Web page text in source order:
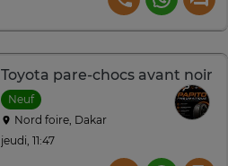
Toyota pare-chocs avant noir
Neuf
Nord foire, Dakar
jeudi, 11:47